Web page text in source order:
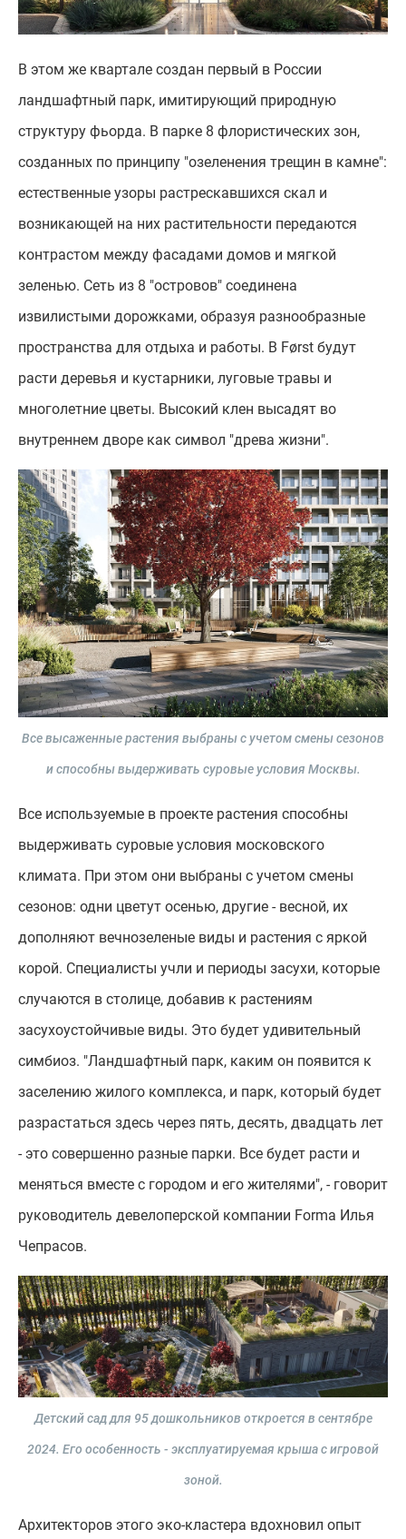
В этом же квартале создан первый в России
ландшафтный парк, имитирующий природную
структуру фьорда. В парке 8 флористических зон,
созданных по принципу "озеленения трещин в камне":
естественные узоры растрескавшихся скал и
возникающей на них растительности передаются
контрастом между фасадами домов и мягкой
зеленью. Сеть из 8 "островов" соединена
извилистыми дорожками, образуя разнообразные
пространства для отдыха и работы. В Først будут
расти деревья и кустарники, луговые травы и
многолетние цветы. Высокий клен высадят во
внутреннем дворе как символ "древа жизни".
Все высаженные растения выбраны с учетом смены сезонов
и способны выдерживать суровые условия Москвы.
Все используемые в проекте растения способны
выдерживать суровые условия московского
климата. При этом они выбраны с учетом смены
сезонов: одни цветут осенью, другие - весной, их
дополняют вечнозеленые виды и растения с яркой
корой. Специалисты учли и периоды засухи, которые
случаются в столице, добавив к растениям
засухоустойчивые виды. Это будет удивительный
симбиоз. "Ландшафтный парк, каким он появится к
заселению жилого комплекса, и парк, который будет
разрастаться здесь через пять, десять, двадцать лет
- это совершенно разные парки. Все будет расти и
меняться вместе с городом и его жителями", - говорит
руководитель девелоперской компании Forma Илья
Чепрасов.
Детский сад для 95 дошкольников откроется в сентябре
2024. Его особенность - эксплуатируемая крыша с игровой
зоной.
Архитекторов этого эко-кластера вдохновил опыт